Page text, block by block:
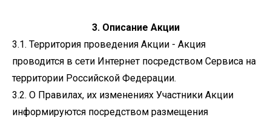
3. Описание Акции
3.1. Территория проведения Акции - Акция
проводится в сети Интернет посредством Сервиса на
территории Российской Федерации.
3.2. О Правилах, их изменениях Участники Акции
информируются посредством размещения